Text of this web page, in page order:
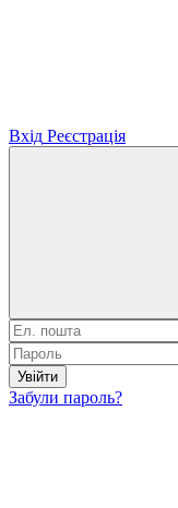
Вхід Реєстрація
Увійти
Забули пароль?